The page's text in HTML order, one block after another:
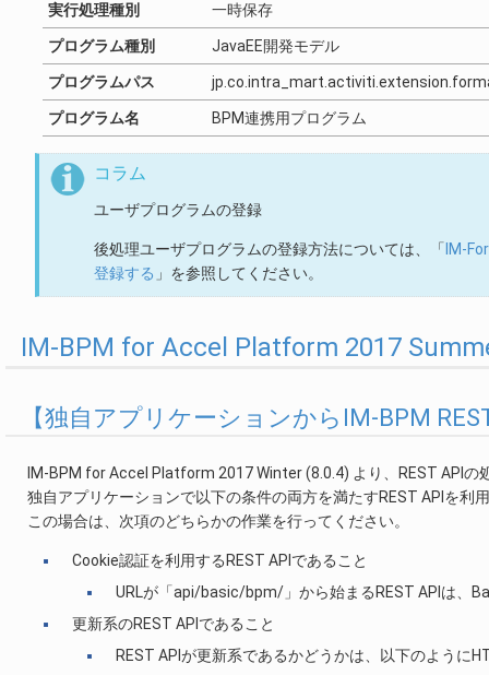
実行処理種別 一時保存
プログラム種別 JavaEE開発モデル
プログラムパス
プログラム名 BPM連携用プログラム
コラム
ユーザプログラムの登録
後処理ユーザプログラムの登録方法については、「 IM-
登録する 」を参照してください。
IM-BPM for Accel Platform 2017
【独自アプリケーションからIM-BPM
IM-BPM for Accel Platform 2017 Winter (8.0.4) より、REST API
独自アプリケーションで以下の条件の両方を満たすREST APIを
この場合は、次項のどちらかの作業を行ってください。
Cookie認証を利用するREST APIであること
URLが「api/basic/bpm/」から始まるREST APIは、
更新系のREST APIであること
REST APIが更新系であるかどうかは、以下のように